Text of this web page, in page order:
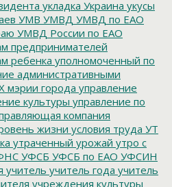
укладка Украина укусы
УМВ УМВД УМВД по ЕАО
УМВД России по ЕАО
предпринимателей
ребенка уполномоченный по
административными
мэрии города управление
культуры управление по
компания
жизни условия труда УТ
утраченный урожай утро с
УФСБ УФСБ по ЕАО УФСИН
учитель учитель года учитель
учреждения культуры